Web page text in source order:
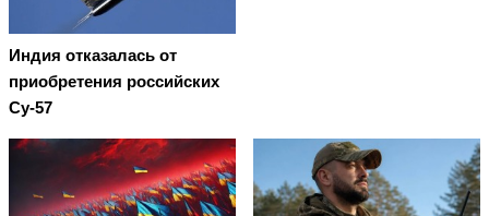
Индия отказалась от
приобретения российских
Су-57